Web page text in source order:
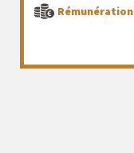
Rémunération